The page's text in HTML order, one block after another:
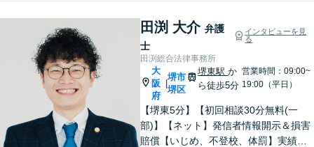
田渕 大介 弁護
士
インタビューを見
る
田渕総合法律事務所
大
阪
府
|
堺市
堺区
堺東駅か
ら徒歩5分
営業時間：09:00~
19:00（平日）
【堺東5分】【初回相談30分無料(一
部)】【ネット】発信者情報開示＆損害
賠償【いじめ、不登校、体罰】実績豊